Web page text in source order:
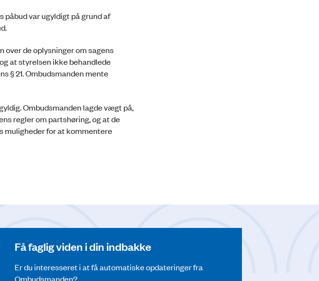
var ugyldigt på grund af
de oplysninger om sagens
at styrelsen ikke behandlede
§ 21. Ombudsmanden mente
Ombudsmanden lagde vægt på,
regler om partshøring, og at de
muligheder for at kommentere
Få faglig viden i din indbakke
Er du interesseret i at få automatiske opdateringer fra
Ombudsmanden?